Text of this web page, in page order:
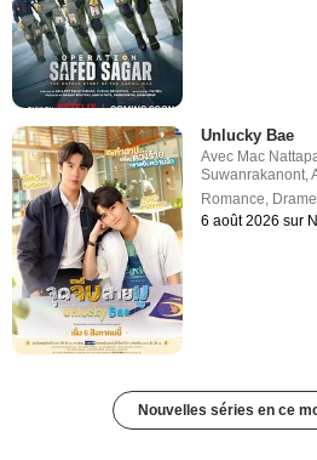
Unlucky Bae
Avec Mac
Suwanrakanont ,
Romance Drame
6 août 2026 sur
Nouvelles séries en ce